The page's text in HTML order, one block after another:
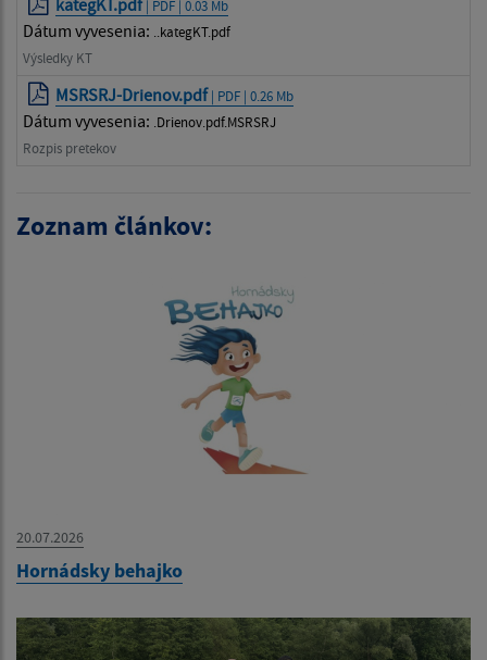
kategKT.pdf | PDF | 0.03 Mb
Dátum vyvesenia:
..kategKT.pdf
Výsledky KT
MSRSRJ-Drienov.pdf | PDF | 0.26 Mb
Dátum vyvesenia: .Drienov.pdf.MSRSRJ
Rozpis pretekov
Zoznam článkov:
20.07.2026
Hornádsky behajko